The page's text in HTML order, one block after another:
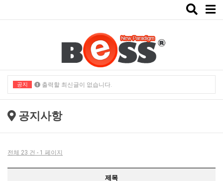
Toggle
공지 출력할 최신글이 없습니다.
공지사항
전체 23 건 - 1 페이지
제목